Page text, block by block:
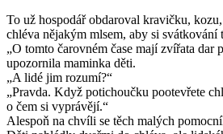
To už hospodář obdaroval kravičku,
chléva nějakým mlsem, aby si svátkování
„O tomto čarovném čase mají zvířata dar
upozornila maminka děti.
„A lidé jim rozumí?“
„Pravda. Když potichoučku pootevřete
o čem si vyprávějí.“
Alespoň na chvíli se těch malých